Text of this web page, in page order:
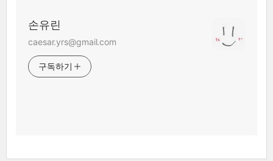
손유린
caesar.yrs@gmail.com
구독하기